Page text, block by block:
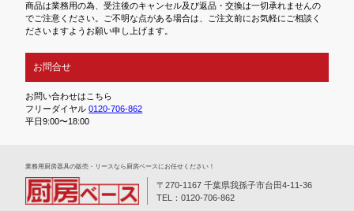
商品は業務用の為、受注後のキャンセル及び返品・交換は一切承れませんの
でご注意ください。ご不明な点がある場合は、ご注文前にお気軽にご相談く
ださいますようお願い申し上げます。
お問合せ
お問い合わせはこちら
フリーダイヤル0120-706-862
平日9:00〜18:00
業務⽤厨房器具の販売・リースなら厨房ベースにお任せください！
〒270-1167 千葉県我孫子市台田4-11-36
TEL：0120-706-862